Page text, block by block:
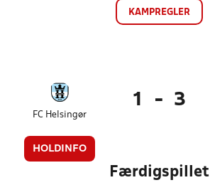
KAMPREGLER
FC Helsingør
HOLDINFO
1 - 3
Færdigspillet